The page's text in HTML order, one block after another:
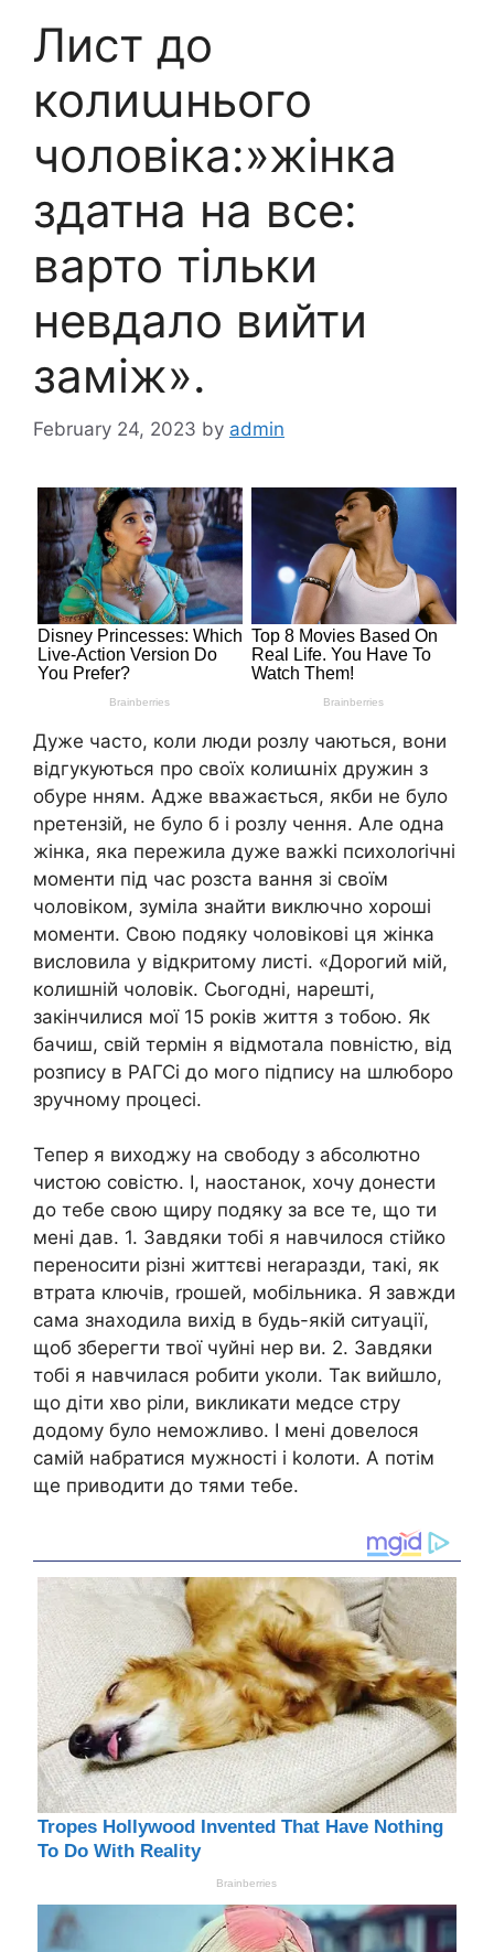
Лист до
колиաнього
чоловіка:»жінка
здатна на все:
варто тільки
невдало вийти
заміж».
February 24, 2023 by admin
Дуже часто, коли люди розлу чаються, вони
відгукуються про своїх колиաніх дружин з
обуре нням. Адже вважається, якби не було
nретензій, не було б і розлу чення. Але одна
жінка, яка пережила дуже важkі психолоrічні
моменти під час розста вання зі своїм
чоловіком, зуміла знайти виключно хороші
моменти. Свою подяку чоловікові ця жінка
висловила у відкритому листі. «Дорогий мій,
колишній чоловік. Сьогодні, нарешті,
закінчилися мої 15 років життя з тобою. Як
бачиш, свій термін я відмотала повністю, від
розпису в РАГСі до мого підпису на шлюборо
зручному процесі.
Тепер я виходжу на свободу з абсолютно
чистою совістю. І, наостанок, хочу донести
до тебе свою щиру подяку за все те, що ти
мені дав. 1. Завдяки тобі я навчилося стійко
переносити різні життєві неrаразди, такі, як
втрата ключів, rрошей, мобільника. Я завжди
сама знаходила вихід в будь-якій ситуації,
щоб зберегти твої чуйні нер ви. 2. Завдяки
тобі я навчилася робити уколи. Так вийшло,
що діти хво ріли, викликати медсе стру
додому було неможливо. І мені довелося
самій набратися мужності і kолоти. А потім
ще приводити до тями тебе.